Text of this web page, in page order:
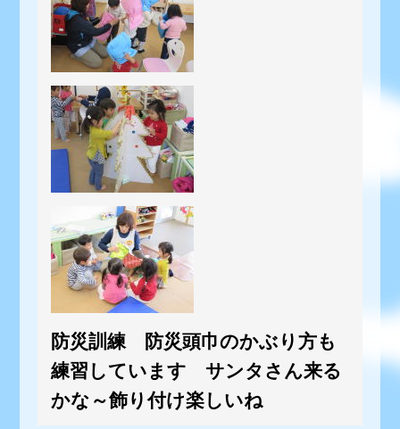
防災訓練 防災頭巾のかぶり方も
練習しています サンタさん来る
かな～飾り付け楽しいね